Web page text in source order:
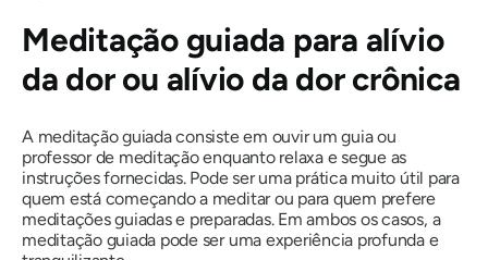
Meditação guiada para alívio
da dor ou alívio da dor crônica
A meditação guiada consiste em ouvir um guia ou
professor de meditação enquanto relaxa e segue as
instruções fornecidas. Pode ser uma prática muito útil para
quem está começando a meditar ou para quem prefere
meditações guiadas e preparadas. Em ambos os casos, a
meditação guiada pode ser uma experiência profunda e